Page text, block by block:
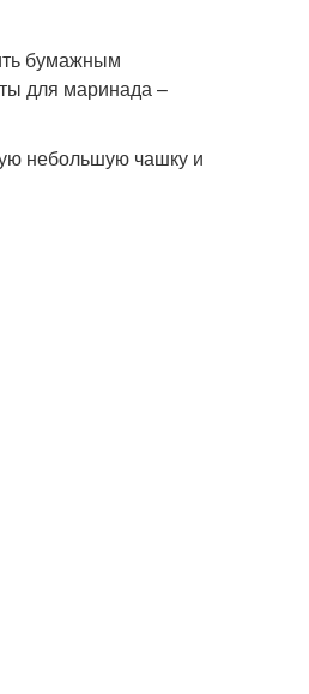
бумажным
для маринада –
небольшую чашку и